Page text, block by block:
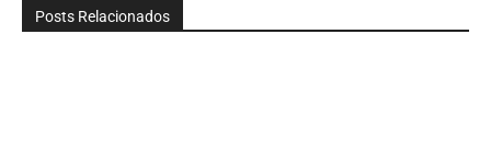
Posts Relacionados